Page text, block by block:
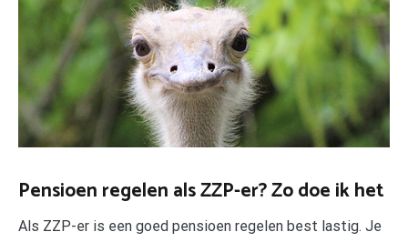
Pensioen regelen als ZZP-er? Zo doe ik het
Als ZZP-er is een goed pensioen regelen best lastig. Je